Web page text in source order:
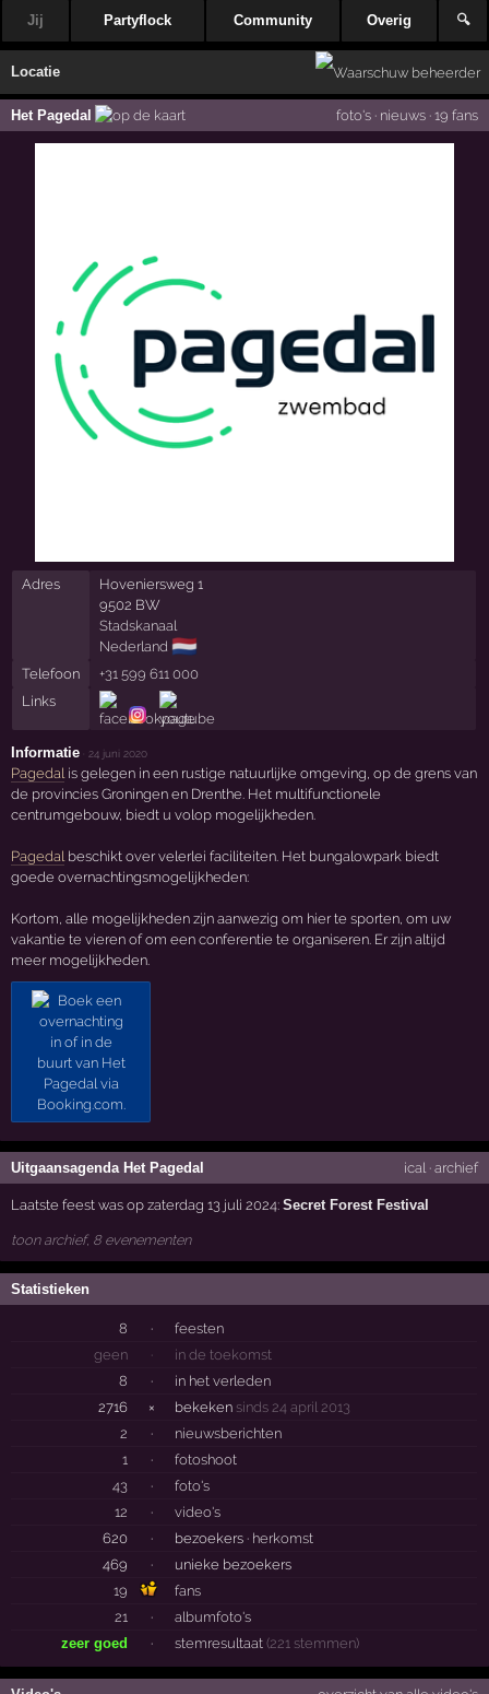
Jij Partyflock Community Overig 🔍
Locatie
Het Pagedal foto's· nieuws· 19 fans
Adres
Hoveniersweg 1
9502 BW
Stadskanaal
Nederland 🇳🇱
Telefoon
+31 599 611 000
Links
Informatie 24 juni 2020
Pagedalis gelegen in een rustige natuurlijke omgeving, op de grens van
de provincies Groningen en Drenthe. Het multifunctionele
centrumgebouw, biedt u volop mogelijkheden.
Pagedalbeschikt over velerlei faciliteiten. Het bungalowpark biedt
goede overnachtingsmogelijkheden:
Kortom, alle mogelijkheden zijn aanwezig om hier te sporten, om uw
vakantie te vieren of om een conferentie te organiseren. Er zijn altijd
meer mogelijkheden.
Uitgaansagenda Het Pagedal ical· archief
Laatste feest was op zaterdag 13 juli 2024:Secret Forest Festival
toon archief, 8 evenementen
Statistieken
8 ·
feesten
geen
·
in de toekomst
8
·
in het verleden
2716
× bekeken sinds 24 april 2013
2
·
nieuwsberichten
1
·
fotoshoot
43
·
foto's
12
·
video's
620
· bezoekers · herkomst
469
·
unieke bezoekers
19
fans
21
·
albumfoto's
zeer goed
· stemresultaat (221 stemmen)